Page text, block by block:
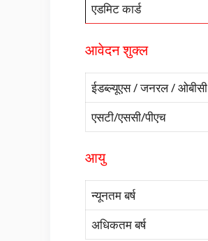
एडमिट कार्ड
आवेदन शुक्ल
ईडब्ल्यूएस / जनरल / ओबीसी
एसटी/एससी/पीएच
आयु
न्यूनतम बर्ष
अधिकतम बर्ष